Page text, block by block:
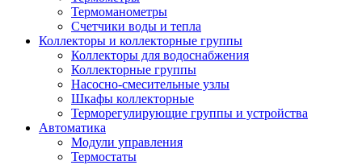
Термоманометры
Счетчики воды и тепла
Коллекторы и коллекторные группы
Коллекторы для водоснабжения
Коллекторные группы
Насосно-смесительные узлы
Шкафы коллекторные
Терморегулирующие группы и устройства
Автоматика
Модули управления
Термостаты